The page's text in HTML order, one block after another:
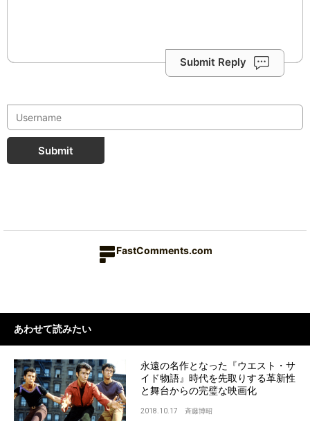
Submit Reply
Submit
FastComments.com
あわせて読みたい
永遠の名作となった『ウエスト・サ
イド物語』時代を先取りする革新性
と舞台からの完璧な映画化
2018.10.17 斉藤博昭